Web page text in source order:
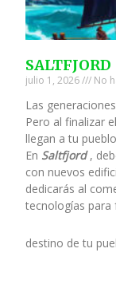
SALTFJORD
julio 1, 2026 No
Las
Pero al finalizar
llegan a tu
En Saltfjord,
con nuevos
dedicarás al
tecnologías para
destino de tu